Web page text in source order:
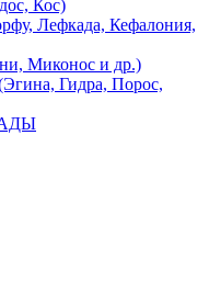
Кос)
Лефкада, Кефалония,
Миконос и др.)
Гидра, Порос,